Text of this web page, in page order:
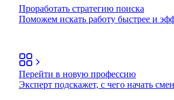
Проработать стратегию поиска
Поможем искать работу быстрее и
Перейти в новую профессию
Эксперт подскажет, с чего начать